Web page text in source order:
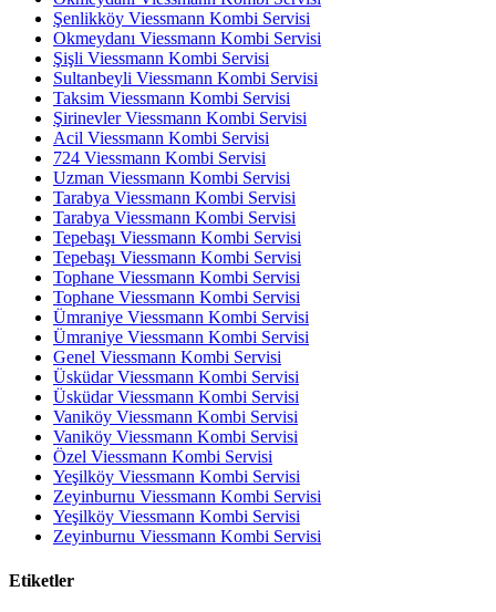
Şenlikköy Viessmann Kombi Servisi
Okmeydanı Viessmann Kombi Servisi
Şişli Viessmann Kombi Servisi
Sultanbeyli Viessmann Kombi Servisi
Taksim Viessmann Kombi Servisi
Şirinevler Viessmann Kombi Servisi
Acil Viessmann Kombi Servisi
724 Viessmann Kombi Servisi
Uzman Viessmann Kombi Servisi
Tarabya Viessmann Kombi Servisi
Tarabya Viessmann Kombi Servisi
Tepebaşı Viessmann Kombi Servisi
Tepebaşı Viessmann Kombi Servisi
Tophane Viessmann Kombi Servisi
Tophane Viessmann Kombi Servisi
Ümraniye Viessmann Kombi Servisi
Ümraniye Viessmann Kombi Servisi
Genel Viessmann Kombi Servisi
Üsküdar Viessmann Kombi Servisi
Üsküdar Viessmann Kombi Servisi
Vaniköy Viessmann Kombi Servisi
Vaniköy Viessmann Kombi Servisi
Özel Viessmann Kombi Servisi
Yeşilköy Viessmann Kombi Servisi
Zeyinburnu Viessmann Kombi Servisi
Yeşilköy Viessmann Kombi Servisi
Zeyinburnu Viessmann Kombi Servisi
Etiketler